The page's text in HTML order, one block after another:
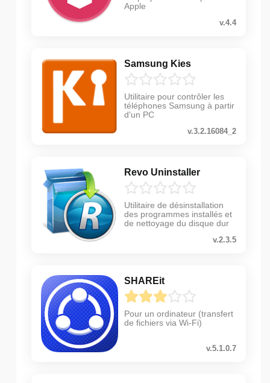
Apple
v.4.4
Samsung Kies
Utilitaire pour contrôler les
téléphones Samsung à partir
d'un PC
v.3.2.16084_2
Revo Uninstaller
Utilitaire de désinstallation
des programmes installés et
de nettoyage du disque dur
v.2.3.5
SHAREit
Pour un ordinateur (transfert
de fichiers via Wi-Fi)
v.5.1.0.7